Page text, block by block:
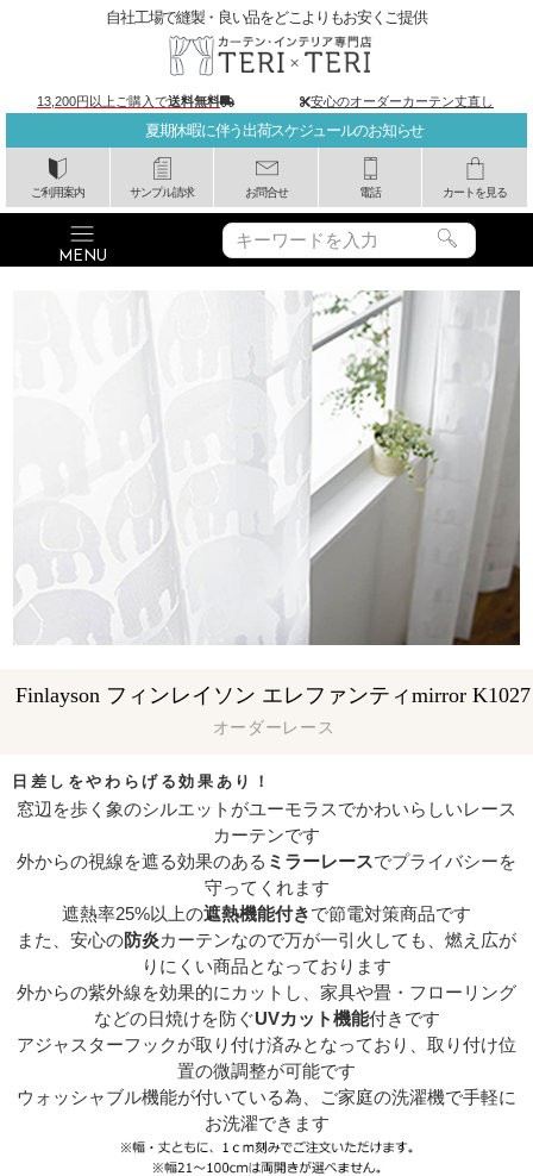
夏期休暇に伴う出荷スケジュールのお知らせ
ご利用案内 サンプル請求 お問合せ 電話 カートを見る
自社工場で縫製・良い品をどこよりもお安くご提供
13,200円以上ご購入で送料無料 安心のオーダーカーテン丈直し
日差しをやわらげる効果あり！
オーダーレース
Finlayson フィンレイソン エレファンティmirror K1027
窓辺を歩く象のシルエットがユーモラスでかわいらしいレース
カーテンです
外からの視線を遮る効果のある ミラーレースでプライバシーを
守ってくれます
遮熱率25%以上の遮熱機能付きで節電対策商品です
また、安心の防炎カーテンなので万が一引火しても、燃え広が
りにくい商品となっております
外からの紫外線を効果的にカットし、家具や畳・フローリング
などの日焼けを防ぐUVカット機能付きです
アジャスターフックが取り付け済みとなっており、取り付け位
置の微調整が可能です
ウォッシャブル機能が付いている為、ご家庭の洗濯機で手軽に
お洗濯できます